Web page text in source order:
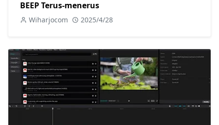
BEEP Terus-menerus
Wiharjocom 2025/4/28